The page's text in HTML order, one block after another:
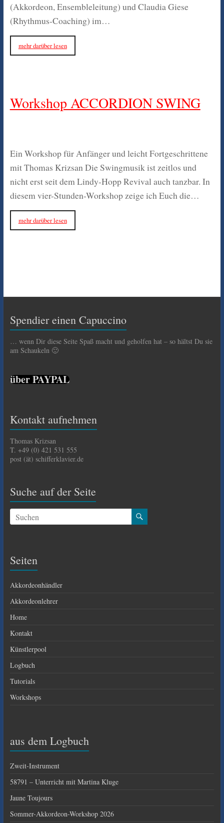
(Akkordeon, Ensembleleitung) und Claudia Giese
(Rhythmus-Coaching) im…
mehr darüber lesen
Workshop ACCORDION SWING
Ein Workshop für Anfänger und leicht Fortgeschrittene
mit Thomas Krizsan Die Swingmusik ist zeitlos und
nicht erst seit dem Lindy-Hopp Revival auch tanzbar. In
diesem vier-Stunden-Workshop zeige ich Euch die…
mehr darüber lesen
Spendier einen Capuccino
… wenn Dir diese Seite Spaß macht und geholfen hat – so hältst Du sie
am Schaukeln 🙂
über PAYPAL
Kontakt aufnehmen
Thomas Krizsan
T. +49 (0) 421 531 555
post (ät) schifferklavier.de
Suche auf der Seite
Seiten
Akkordeonhändler
Akkordeonlehrer
Home
Kontakt
Künstlerpool
Logbuch
Tutorials
Workshops
aus dem Logbuch
Zweit-Instrument
58791 – Unterricht mit Martina Kluge
Jaune Toujours
Sommer-Akkordeon-Workshop 2026